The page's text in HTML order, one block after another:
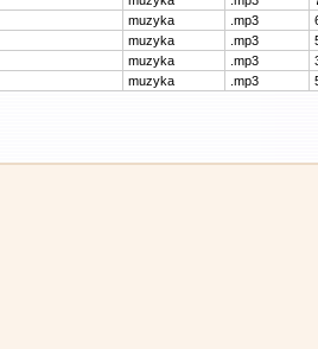
muzyka .mp3
muzyka .mp3
muzyka .mp3
muzyka .mp3